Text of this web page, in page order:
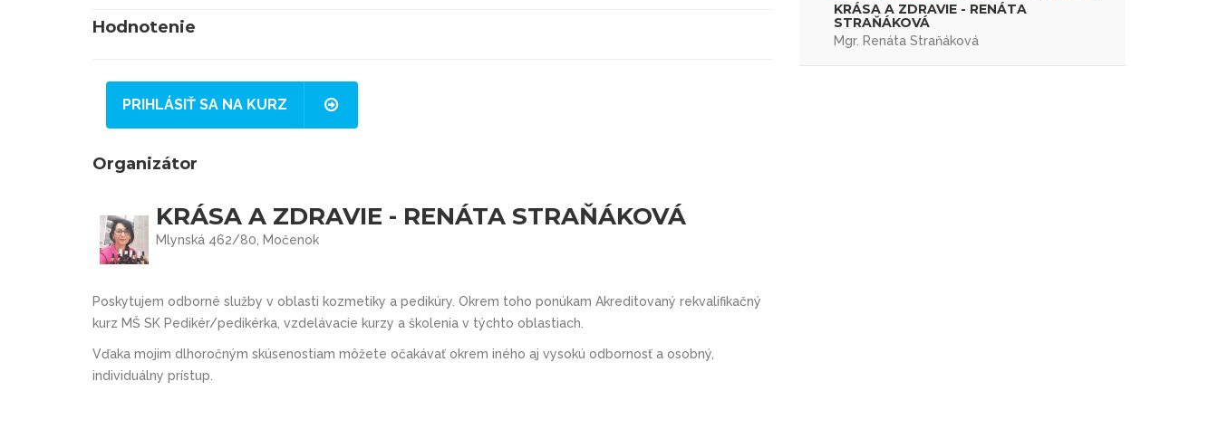
Hodnotenie
PRIHLÁSIŤ SA NA KURZ
Organizátor
KRÁSA A ZDRAVIE - RENÁTA STRAŇÁKOVÁ
Mlynská 462/80, Močenok
Poskytujem odborné služby v oblasti kozmetiky a pedikúry. Okrem toho ponúkam Akreditovaný rekvalifikačný
kurz MŠ SK Pedikér/pedikérka, vzdelávacie kurzy a školenia v týchto oblastiach.
Vďaka mojim dlhoročným skúsenostiam môžete očakávať okrem iného aj vysokú odbornosť a osobný,
individuálny prístup.
KRÁSA A ZDRAVIE - RENÁTA
STRAŇÁKOVÁ
Mgr. Renáta Straňáková